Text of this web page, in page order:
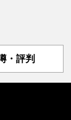
・評判